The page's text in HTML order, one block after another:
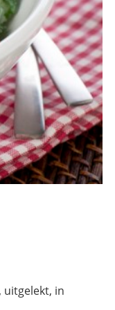
uitgelekt, in